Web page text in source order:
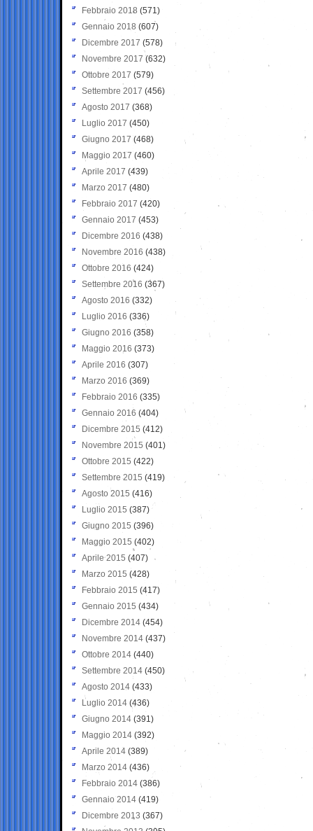
Febbraio 2018 (571)
Gennaio 2018 (607)
Dicembre 2017 (578)
Novembre 2017 (632)
Ottobre 2017 (579)
Settembre 2017 (456)
Agosto 2017 (368)
Luglio 2017 (450)
Giugno 2017 (468)
Maggio 2017 (460)
Aprile 2017 (439)
Marzo 2017 (480)
Febbraio 2017 (420)
Gennaio 2017 (453)
Dicembre 2016 (438)
Novembre 2016 (438)
Ottobre 2016 (424)
Settembre 2016 (367)
Agosto 2016 (332)
Luglio 2016 (336)
Giugno 2016 (358)
Maggio 2016 (373)
Aprile 2016 (307)
Marzo 2016 (369)
Febbraio 2016 (335)
Gennaio 2016 (404)
Dicembre 2015 (412)
Novembre 2015 (401)
Ottobre 2015 (422)
Settembre 2015 (419)
Agosto 2015 (416)
Luglio 2015 (387)
Giugno 2015 (396)
Maggio 2015 (402)
Aprile 2015 (407)
Marzo 2015 (428)
Febbraio 2015 (417)
Gennaio 2015 (434)
Dicembre 2014 (454)
Novembre 2014 (437)
Ottobre 2014 (440)
Settembre 2014 (450)
Agosto 2014 (433)
Luglio 2014 (436)
Giugno 2014 (391)
Maggio 2014 (392)
Aprile 2014 (389)
Marzo 2014 (436)
Febbraio 2014 (386)
Gennaio 2014 (419)
Dicembre 2013 (367)